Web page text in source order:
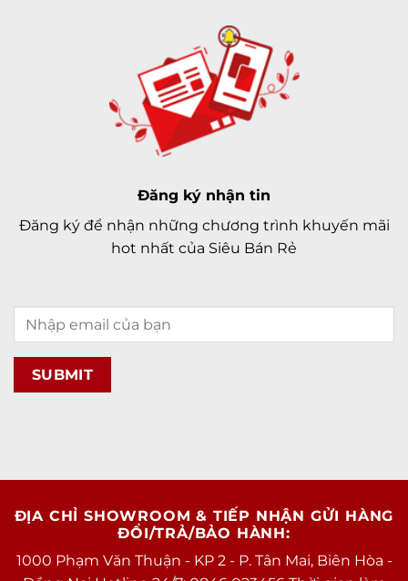
Đăng ký nhận tin
Đăng ký để nhận những chương trình khuyến mãi
hot nhất của Siêu Bán Rẻ
ĐỊA CHỈ SHOWROOM & TIẾP NHẬN GỬI HÀNG
ĐỔI/TRẢ/BẢO HÀNH:
1000 Phạm Văn Thuận - KP 2 - P. Tân Mai, Biên Hòa -